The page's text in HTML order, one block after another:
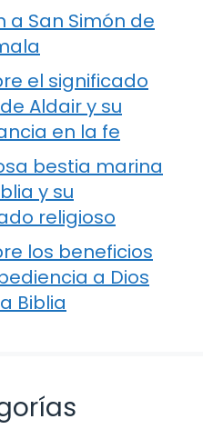
a San Simón de
el significado
Aldair y su
en la fe
bestia marina
y su
religioso
los beneficios
a Dios
Biblia